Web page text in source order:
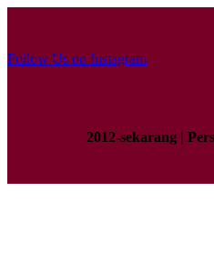
Follow Us on Instagram
2012-sekarang |